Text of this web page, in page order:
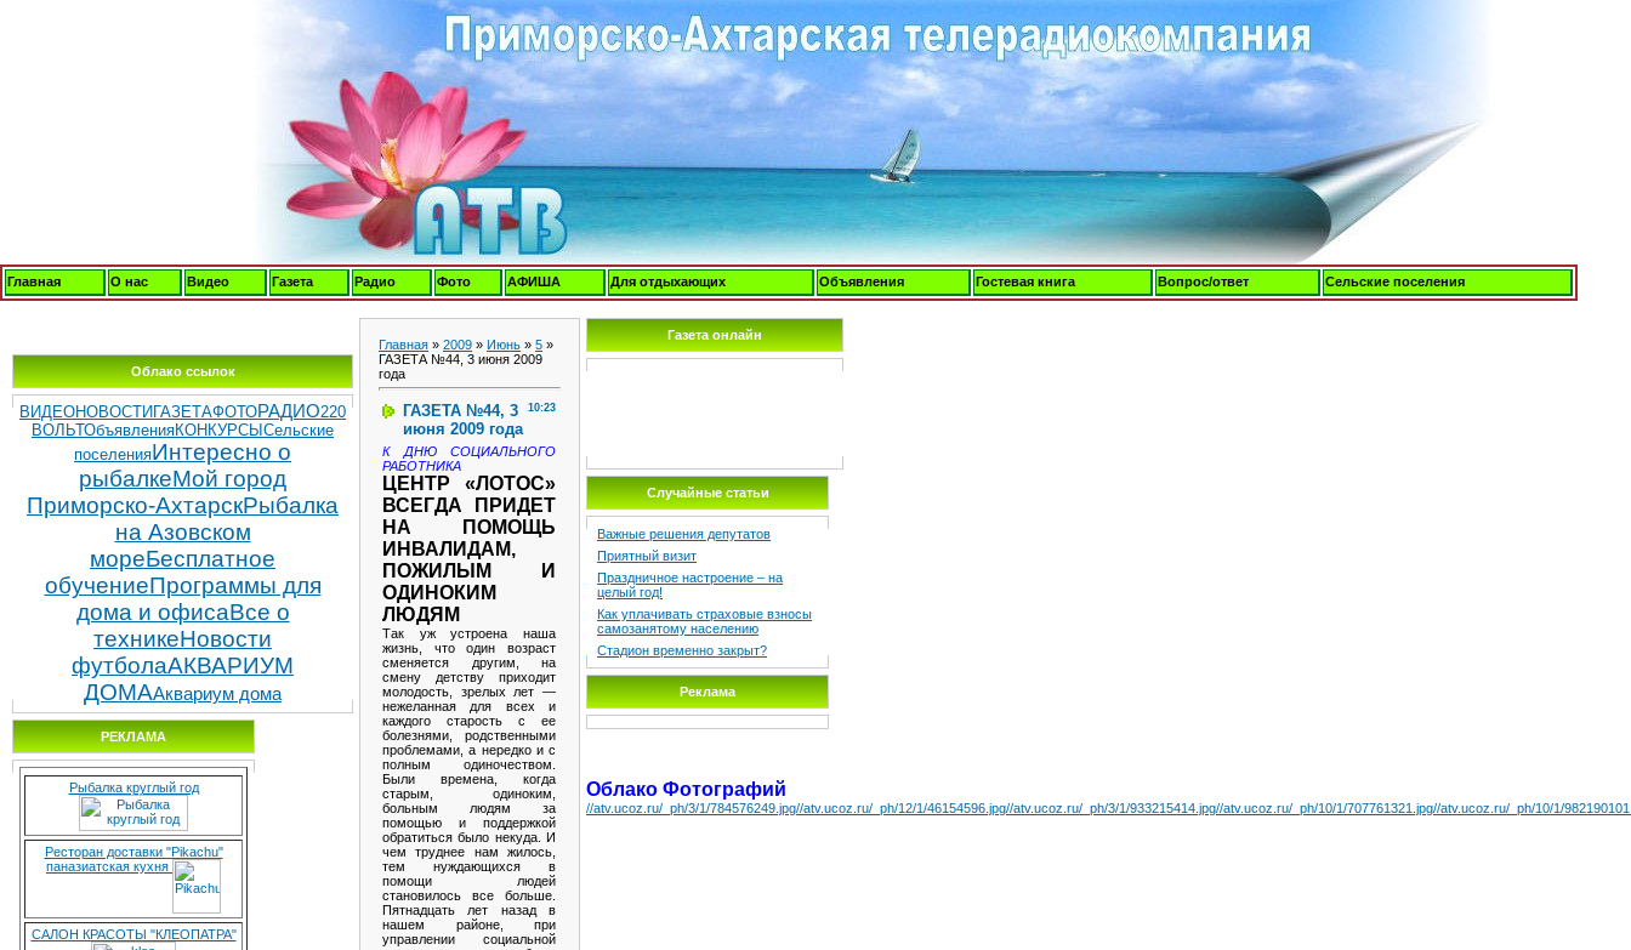
Главная О нас Видео Газета Радио Фото АФИША Для отдыхающих Объявления Гостевая книга Вопрос/ответ Сельские поселения
Облако ссылок
ВИДЕОНОВОСТИ ГАЗЕТАФОТОРАДИО220
ВОЛЬТОбъявленияКОНКУРСЫ Сельские
поселенияИнтересно о
рыбалкеМой город
Приморско-АхтарскРыбалка
на Азовском
мореБесплатное
обучениеПрограммы для
дома и офисаВсе о
техникеНовости
футболаАКВАРИУМ
ДОМААквариум дома
РЕКЛАМА
Рыбалка круглый год
Ресторан доставки "Pikachu"
паназиатская кухня
САЛОН КРАСОТЫ "КЛЕОПАТРА"
Главная » 2009 » Июнь » 5 »
ГАЗЕТА №44, 3 июня 2009
года
10:23
ГАЗЕТА №44, 3
июня 2009 года
К ДНЮ СОЦИАЛЬНОГО
РАБОТНИКА
ЦЕНТР «ЛОТОС»
ВСЕГДА ПРИДЕТ
НА ПОМОЩЬ
ИНВАЛИДАМ,
ПОЖИЛЫМ И
ОДИНОКИМ
ЛЮДЯМ
Так уж устроена наша
жизнь, что один возраст
сменяется другим, на
смену детству приходит
молодость, зрелых лет —
нежеланная для всех и
каждого старость с ее
болезнями, родственными
проблемами, а нередко и с
полным одиночеством.
Были времена, когда
старым, одиноким,
больным людям за
помощью и поддержкой
обратиться было некуда. И
чем труднее нам жилось,
тем нуждающихся в
помощи людей
становилось все больше.
Пятнадцать лет назад в
нашем районе, при
управлении социальной
Газета онлайн
Случайные статьи
Важные решения депутатов
Приятный визит
Праздничное настроение – на
целый год!
Как уплачивать страховые взносы
самозанятому населению
Стадион временно закрыт?
Реклама
Облако Фотографий
//atv.ucoz.ru/_ph/3/1/784576249.jpg//atv.ucoz.ru/_ph/12/1/46154596.jpg//atv.ucoz.ru/_ph/3/1/933215414.jpg//atv.ucoz.ru/_ph/10/1/707761321.jpg//atv.ucoz.ru/_ph/10/1/